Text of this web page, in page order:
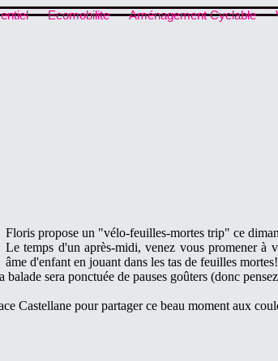
Ecomobilite Aménagement Cyclable
Floris propose un "vélo-feuilles-mortes trip" ce
Le temps d'un après-midi, venez vous promener à
âme d'enfant en jouant dans les tas de feuilles mortes!
sera ponctuée de pauses goûters (donc
Castellane pour partager ce beau moment aux